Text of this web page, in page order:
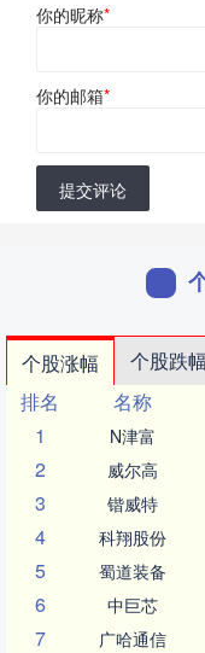
你的昵称*
你的邮箱*
提交评论
个股涨幅 个股跌幅
排名
名称
1
N津富
2 威尔高
3 锴威特
4 科翔股份
5 蜀道装备
6 中巨芯
7 广哈通信